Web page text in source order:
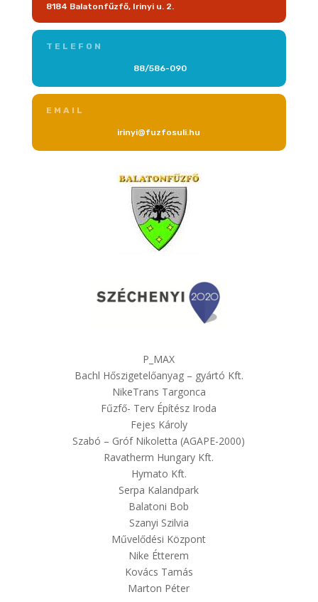
8184 Balatonfűzfő, Irinyi u. 2.
TELEFON
88/586-090
EMAIL
irinyi@fuzfosuli.hu
P_MAX
Bachl Hőszigetelőanyag – gyártó Kft.
NikeTrans Targonca
Fűzfő- Terv Építész Iroda
Fejes Károly
Szabó – Gróf Nikoletta (AGAPE-2000)
Ravatherm Hungary Kft.
Hymato Kft.
Serpa Kalandpark
Balatoni Bob
Szanyi Szilvia
Művelődési Központ
Nike Étterem
Kovács Tamás
Marton Péter